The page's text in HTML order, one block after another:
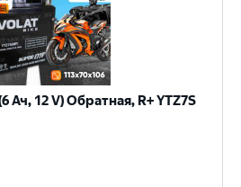
Ач, 12 V) Обратная, R+ YTZ7S